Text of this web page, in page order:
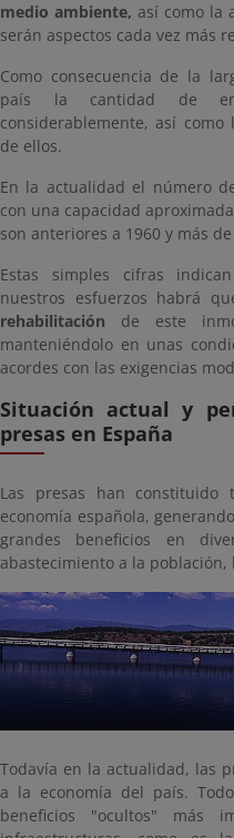
medio ambiente, así como la
serán aspectos cada vez más
Como consecuencia de la
país la cantidad de
considerablemente, así
de ellos.
En la actualidad el número
con una capacidad
son anteriores a 1960 y más
Estas simples cifras
nuestros esfuerzos habrá
rehabilitación de este
manteniéndolo en unas
acordes con las exigencias
Situación actual y
presas en España
Las presas han
economía española,
grandes beneficios en
abastecimiento a la
Todavía en la actualidad, las
a la economía del país.
beneficios "ocultos" más